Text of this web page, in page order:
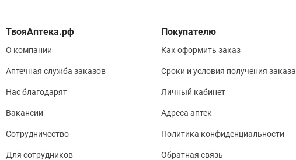
О компании
Аптечная служба заказов
Нас благодарят
Вакансии
Сотрудничество
Для сотрудников
Покупателю
Как оформить заказ
Сроки и условия получения заказа
Личный кабинет
Адреса аптек
Политика конфиденциальности
Обратная связь